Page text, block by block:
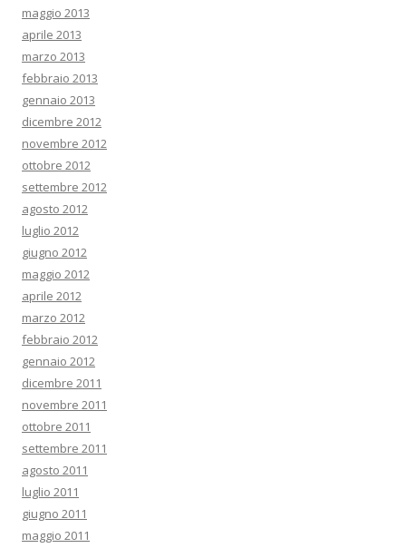
maggio 2013
aprile 2013
marzo 2013
febbraio 2013
gennaio 2013
dicembre 2012
novembre 2012
ottobre 2012
settembre 2012
agosto 2012
luglio 2012
giugno 2012
maggio 2012
aprile 2012
marzo 2012
febbraio 2012
gennaio 2012
dicembre 2011
novembre 2011
ottobre 2011
settembre 2011
agosto 2011
luglio 2011
giugno 2011
maggio 2011